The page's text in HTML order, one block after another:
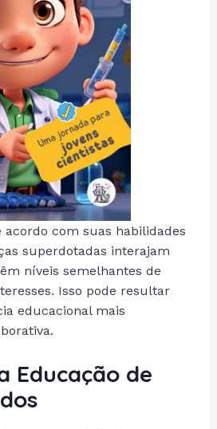
com suas habilidades
superdotadas interajam
níveis semelhantes de
Isso pode resultar
educacional mais
Educação de